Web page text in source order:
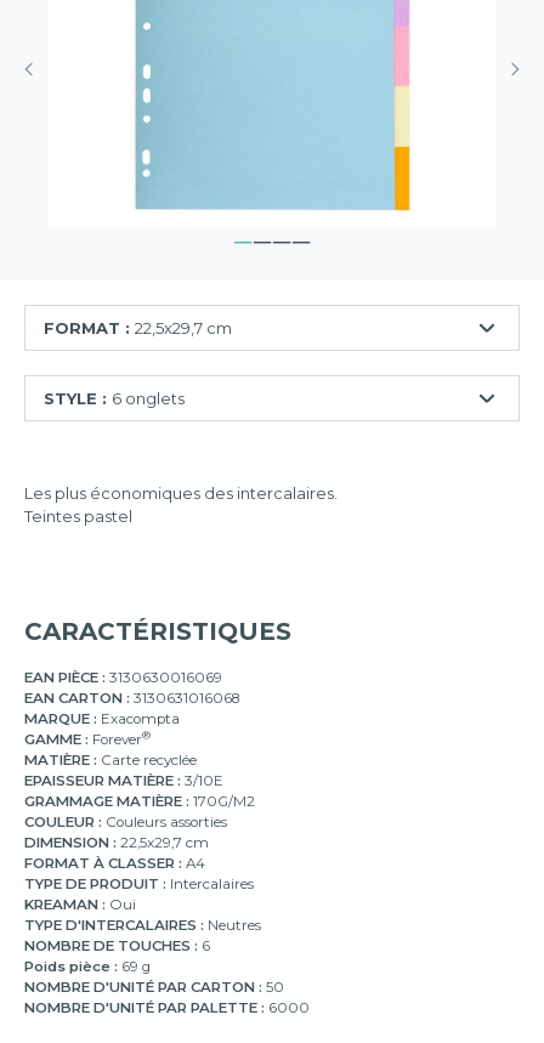
FORMAT : 22,5x29,7 cm
cm
24,5x29,7
STYLE : 6 onglets
6
10
12
onglets
20
onglets
Les plus économiques des intercalaires.
Teintes pastel
CARACTÉRISTIQUES
EAN PIÈCE : 3130630016069
EAN CARTON : 3130631016068
MARQUE : Exacompta
GAMME : Forever®
MATIÈRE : Carte recyclée
EPAISSEUR MATIÈRE : 3/10E
GRAMMAGE MATIÈRE : 170G/M2
COULEUR : Couleurs assorties
DIMENSION : 22,5x29,7 cm
FORMAT À CLASSER : A4
TYPE DE PRODUIT : Intercalaires
KREAMAN : Oui
TYPE D'INTERCALAIRES : Neutres
NOMBRE DE TOUCHES : 6
Poids pièce : 69 g
NOMBRE D'UNITÉ PAR CARTON : 50
NOMBRE D'UNITÉ PAR PALETTE : 6000